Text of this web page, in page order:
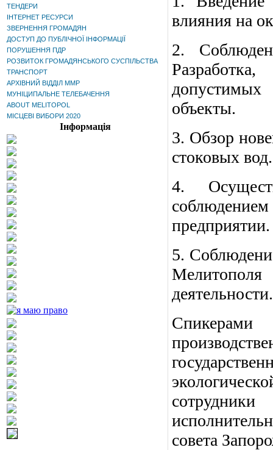
ТЕНДЕРИ
ІНТЕРНЕТ РЕСУРСИ
ЗВЕРНЕННЯ ГРОМАДЯН
ДОСТУП ДО ПУБЛІЧНОЇ ІНФОРМАЦІЇ
ПОРУШЕННЯ ПДР
РОЗВИТОК ГРОМАДЯНСЬКОГО СУСПІЛЬСТВА
ТРАНСПОРТ
АРХІВНИЙ ВІДДІЛ ММР
МУНІЦИПАЛЬНЕ ТЕЛЕБАЧЕННЯ
ABOUT MELITOPOL
МІСЦЕВІ ВИБОРИ 2020
Інформація
влияния на
2.
допустимых
объекты.
3. Обзор
стоковых вод.
4.
предприятии.
5.
деятельности.
совета